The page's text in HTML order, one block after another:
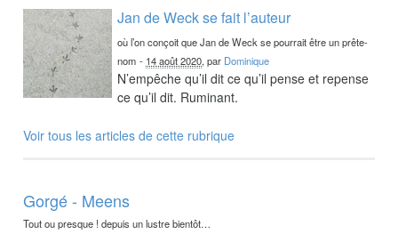
Jan de Weck se fait l’auteur
où l’on conçoit que Jan de Weck se pourrait être un prête-
nom - 14 août 2020, par Dominique
N’empêche qu’il dit ce qu’il pense et repense
ce qu’il dit. Ruminant.
Voir tous les articles de cette rubrique
Gorgé - Meens
Tout ou presque ! depuis un lustre bientôt…